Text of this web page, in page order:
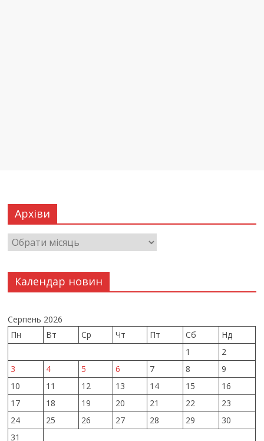
Архіви
Календар новин
Серпень 2026
Пн
Вт Ср Чт Пт Сб
Нд
1
2
3
4 5 6 7 8
9
10
11 12 13 14 15
16
17
18 19 20 21 22
23
24
25 26 27 28 29
30
31